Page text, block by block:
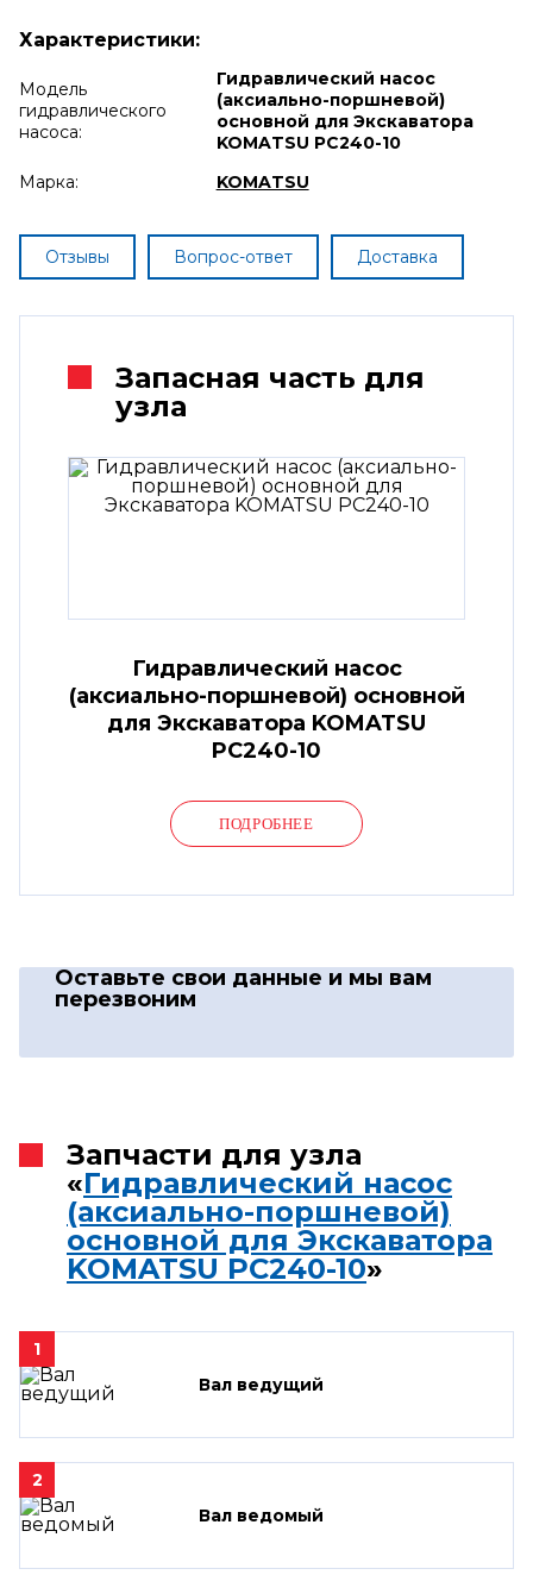
Характеристики:
Модель
гидравлического
насоса:
Гидравлический насос
(аксиально-поршневой)
основной для Экскаватора
KOMATSU PC240-10
Марка:
KOMATSU
Отзывы Вопрос-ответ Доставка
Запасная часть для
узла
Гидравлический насос
(аксиально-поршневой) основной
для Экскаватора KOMATSU
PC240-10
ПОДРОБНЕЕ
Оставьте свои данные и мы вам
перезвоним
Запчасти для узла
«Гидравлический насос
(аксиально-поршневой)
основной для Экскаватора
KOMATSU PC240-10»
1
Вал ведущий
2
Вал ведомый